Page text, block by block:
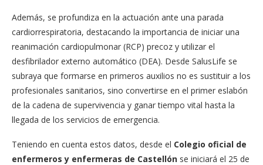
Además, se profundiza en la actuación ante una parada
cardiorrespiratoria, destacando la importancia de iniciar una
reanimación cardiopulmonar (RCP) precoz y utilizar el
desfibrilador externo automático (DEA). Desde SalusLife se
subraya que formarse en primeros auxilios no es sustituir a los
profesionales sanitarios, sino convertirse en el primer eslabón
de la cadena de supervivencia y ganar tiempo vital hasta la
llegada de los servicios de emergencia.
Teniendo en cuenta estos datos, desde el Colegio oficial de
enfermeros y enfermeras de Castellón se iniciará el 25 de